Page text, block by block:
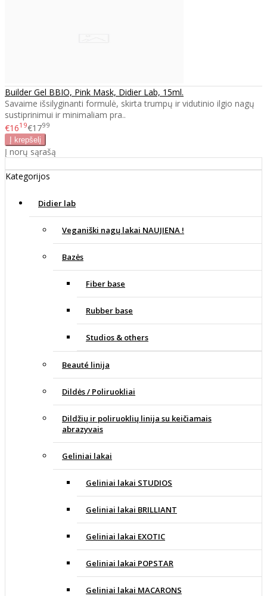
Builder Gel BBIO, Pink Mask, Didier Lab, 15ml.
Savaime išsilyginanti formulė, skirta trumpų ir vidutinio ilgio nagų
sustiprinimui ir minimaliam pra..
€1619€1799
Į norų sąrašą
Kategorijos
Didier lab
Veganiški nagų lakai NAUJIENA !
Bazės
Fiber base
Rubber base
Studios & others
Beauté linija
Dildės / Poliruokliai
Dildžių ir poliruoklių linija su keičiamais
abrazyvais
Geliniai lakai
Geliniai lakai STUDIOS
Geliniai lakai BRILLIANT
Geliniai lakai EXOTIC
Geliniai lakai POPSTAR
Geliniai lakai MACARONS